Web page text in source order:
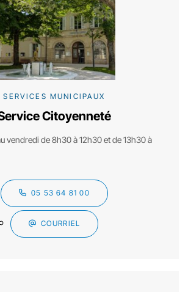
SERVICES MUNICIPAUX
Citoyenneté
vendredi de 8h30 à 12h30 et de 13h30 à
05 53 64 81 00
COURRIEL